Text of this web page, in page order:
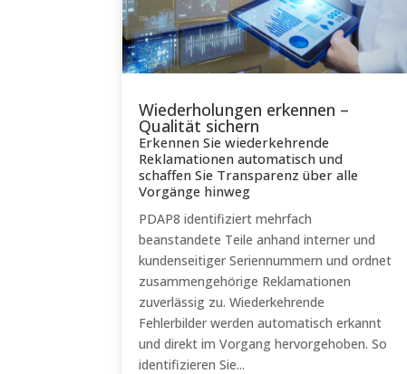
Wiederholungen erkennen –
Qualität sichern
Erkennen Sie wiederkehrende
Reklamationen automatisch und
schaffen Sie Transparenz über alle
Vorgänge hinweg
PDAP8 identifiziert mehrfach
beanstandete Teile anhand interner und
kundenseitiger Seriennummern und ordnet
zusammengehörige Reklamationen
zuverlässig zu. Wiederkehrende
Fehlerbilder werden automatisch erkannt
und direkt im Vorgang hervorgehoben. So
identifizieren Sie...